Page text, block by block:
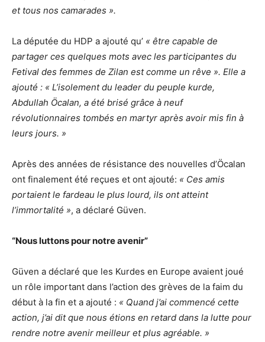
et tous nos camarades ».
La députée du HDP a ajouté qu’ « être capable de
partager ces quelques mots avec les participantes du
Fetival des femmes de Zilan est comme un rêve ». Elle a
ajouté : « L’isolement du leader du peuple kurde,
Abdullah Öcalan, a été brisé grâce à neuf
révolutionnaires tombés en martyr après avoir mis fin à
leurs jours. »
Après des années de résistance des nouvelles d’Öcalan
ont finalement été reçues et ont ajouté: « Ces amis
portaient le fardeau le plus lourd, ils ont atteint
l’immortalité », a déclaré Güven.
“Nous luttons pour notre avenir”
Güven a déclaré que les Kurdes en Europe avaient joué
un rôle important dans l’action des grèves de la faim du
début à la fin et a ajouté : « Quand j’ai commencé cette
action, j’ai dit que nous étions en retard dans la lutte pour
rendre notre avenir meilleur et plus agréable. »